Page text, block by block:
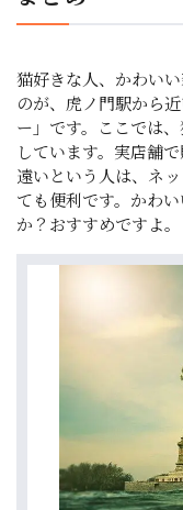
猫好きな人、かわい
のが、虎ノ門駅から
ー」です。ここでは
しています。実店舗
遠いという人は、ネ
ても便利です。かわ
か？おすすめですよ。